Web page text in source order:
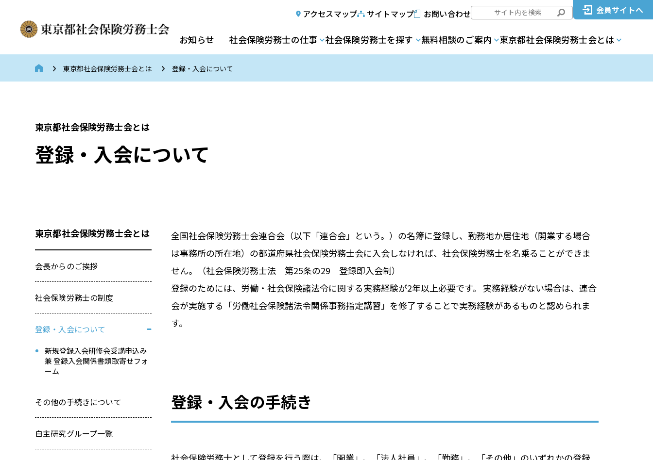
アクセスマップ サイトマップ お問い合わせ 会員サイトへ
お知らせ 社会保険労務士の仕事 社会保険労務士を探す 無料相談のご案内 東京都社会保険労務士会とは
東京都社会保険労務士会とは 登録・入会について
東京都社会保険労務士会とは
登録・入会について
東京都社会保険労務士会とは
会長からのご挨拶
社会保険労務士の制度
登録・入会について
新規登録入会研修会受講申込み
兼 登録入会関係書類取寄せフォ
ーム
その他の手続きについて
自主研究グループ一覧
全国社会保険労務士会連合会（以下「連合会」という。）の名簿に登録し、勤務地か居住地（開業する場合
は事務所の所在地）の都道府県社会保険労務士会に入会しなければ、社会保険労務士を名乗ることができま
せん。（社会保険労務士法 第25条の29 登録即入会制）
登録のためには、労働・社会保険諸法令に関する実務経験が2年以上必要です。 実務経験がない場合は、連合
会が実施する「労働社会保険諸法令関係事務指定講習」を修了することで実務経験があるものと認められま
す。
登録・入会の手続き